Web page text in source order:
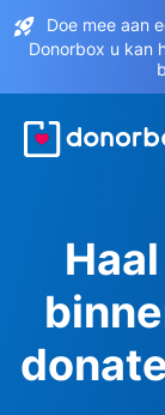
Doe mee aan
Donorbox u kan